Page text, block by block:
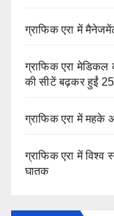
ग्राफिक एरा में
ग्राफिक एरा मेडिकल
की सीटें बढ़कर हुईं
ग्राफिक एरा में महके
ग्राफिक एरा में विश्व
घातक